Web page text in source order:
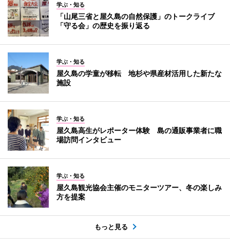
学ぶ・知る
「山尾三省と屋久島の自然保護」のトークライブ
「守る会」の歴史を振り返る
学ぶ・知る
屋久島の学童が移転 地杉や県産材活用した新たな
施設
学ぶ・知る
屋久島高生がレポーター体験 島の通販事業者に職
場訪問インタビュー
学ぶ・知る
屋久島観光協会主催のモニターツアー、冬の楽しみ
方を提案
もっと見る